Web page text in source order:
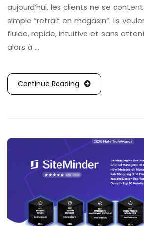
aujourd’hui, les clients ne se
simple “retrait en magasin”. Ils
fluide, rapide, intuitive et sans
alors à …
Continue Reading